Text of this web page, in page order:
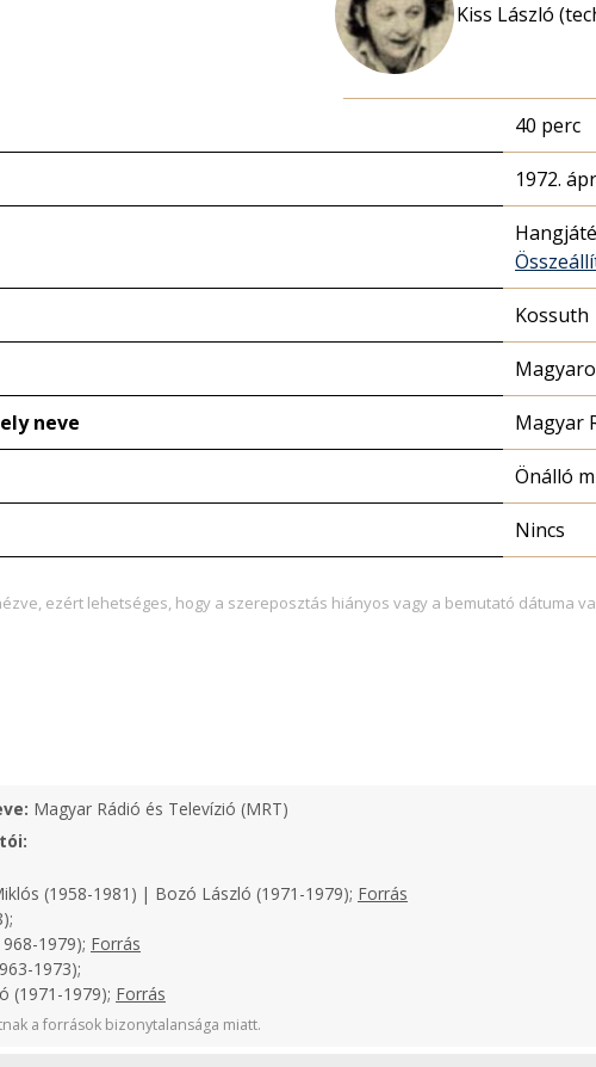
Kiss László
40 perc
1972.
Kossuth
neve Magyar
Önálló
Nincs
ezért lehetséges, hogy a szereposztás hiányos vagy a bemutató dátuma
Magyar Rádió és Televízió (MRT)
(1958-1981) | Bozó László (1971-1979); Forrás
1979); Forrás
1973);
(1971-1979); Forrás
a források bizonytalansága miatt.